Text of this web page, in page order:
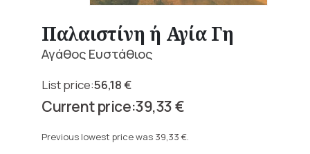
Παλαιστίνη ή Αγία Γη
Αγάθος Ευστάθιος
56,18€
Original
price
56,18 €.
39,33€
price
Previous lowest price was 39,33 €.